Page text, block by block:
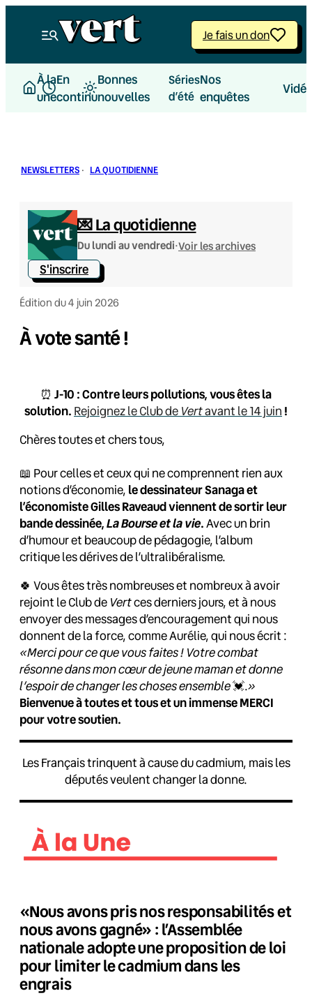
Je fais un don
À la
une
En
continu
Bonnes
nouvelles
Séries
d’été
Nos
enquêtes
NEWSLETTERS · LA QUOTIDIENNE
💌 La quotidienne
Du lundi au vendredi·Voir les archives
S'inscrire
Édition du 4 juin 2026
À vote santé !
⏰ J-10 : Contre leurs pollutions, vous êtes la
solution. Rejoignez le Club de Vertavant le 14 juin !
Chères toutes et chers tous,
📖 Pour celles et ceux qui ne comprennent rien aux
notions d’économie, le dessinateur Sanaga et
l’économiste Gilles Raveaud viennent de sortir leur
bande dessinée,La Bourse et la vie.Avec un brin
d’humour et beaucoup de pédagogie, l’album
critique les dérives de l’ultralibéralisme.
🍀 Vous êtes très nombreuses et nombreux à avoir
rejoint le Club de Vertces derniers jours, et à nous
envoyer des messages d’encouragement qui nous
donnent de la force, comme Aurélie, qui nous écrit :
«Merci pour ce que vous faites ! Votre combat
résonne dans mon cœur de jeune maman et donne
l’espoir de changer les choses ensemble💓.»
Bienvenue à toutes et tous et un immense MERCI
pour votre soutien.
Les Français trinquent à cause du cadmium, mais les
députés veulent changer la donne.
«Nous avons pris nos responsabilités et
nous avons gagné» : l’Assemblée
nationale adopte une proposition de loi
pour limiter le cadmium dans les
engrais